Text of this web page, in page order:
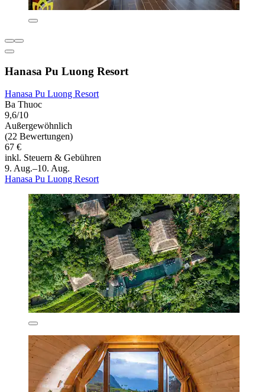
Hanasa Pu Luong Resort
Hanasa Pu Luong Resort
Ba Thuoc
9,6/10
Außergewöhnlich
(22 Bewertungen)
67 €
inkl. Steuern & Gebühren
9. Aug.–10. Aug.
Hanasa Pu Luong Resort